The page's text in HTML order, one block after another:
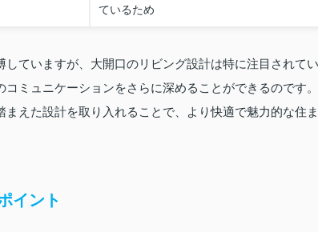
ているため
ていますが、大開口のリビング設計は特に注目されてい
ミュニケーションをさらに深めることができるのです。
えた設計を取り入れることで、より快適で魅力的な住ま
イント